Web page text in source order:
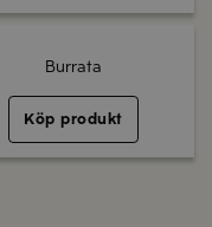
Burrata
Köp produkt